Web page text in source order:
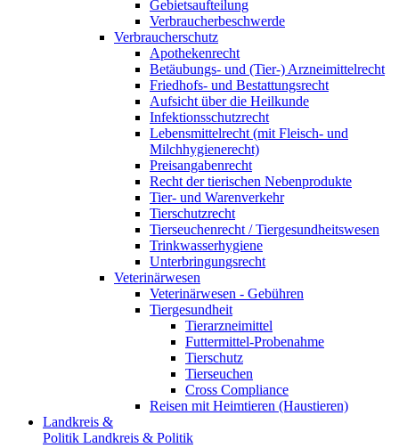
Gebietsaufteilung
Verbraucherbeschwerde
Verbraucherschutz
Apothekenrecht
Betäubungs- und (Tier-) Arzneimittelrecht
Friedhofs- und Bestattungsrecht
Aufsicht über die Heilkunde
Infektionsschutzrecht
Lebensmittelrecht (mit Fleisch- und
Milchhygienerecht)
Preisangabenrecht
Recht der tierischen Nebenprodukte
Tier- und Warenverkehr
Tierschutzrecht
Tierseuchenrecht / Tiergesundheitswesen
Trinkwasserhygiene
Unterbringungsrecht
Veterinärwesen
Veterinärwesen - Gebühren
Tiergesundheit
Tierarzneimittel
Futtermittel-Probenahme
Tierschutz
Tierseuchen
Cross Compliance
Reisen mit Heimtieren (Haustieren)
Landkreis &
Politik Landkreis & Politik